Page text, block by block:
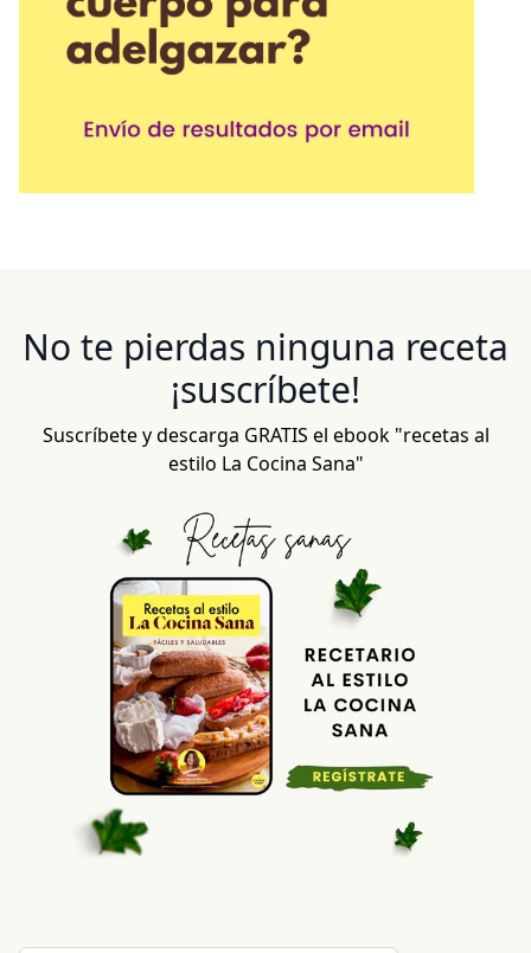
No te pierdas ninguna receta
¡suscríbete!
Suscríbete y descarga GRATIS el ebook "recetas al
estilo La Cocina Sana"